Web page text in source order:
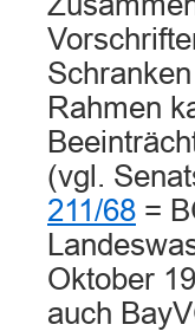
Rahmen
(vgl.
211/68 =
Oktober
auch